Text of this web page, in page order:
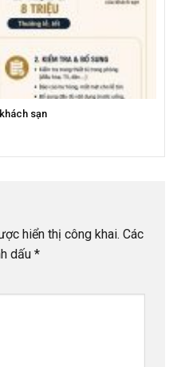
sạn
hiển thị công khai. Các
dấu *